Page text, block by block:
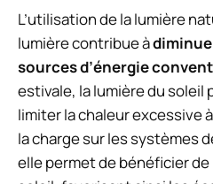
L’utilisation de la lumière
lumière contribue à
sources d’énergie
estivale, la lumière du
limiter la chaleur excessive
la charge sur les systèmes
elle permet de bénéficier